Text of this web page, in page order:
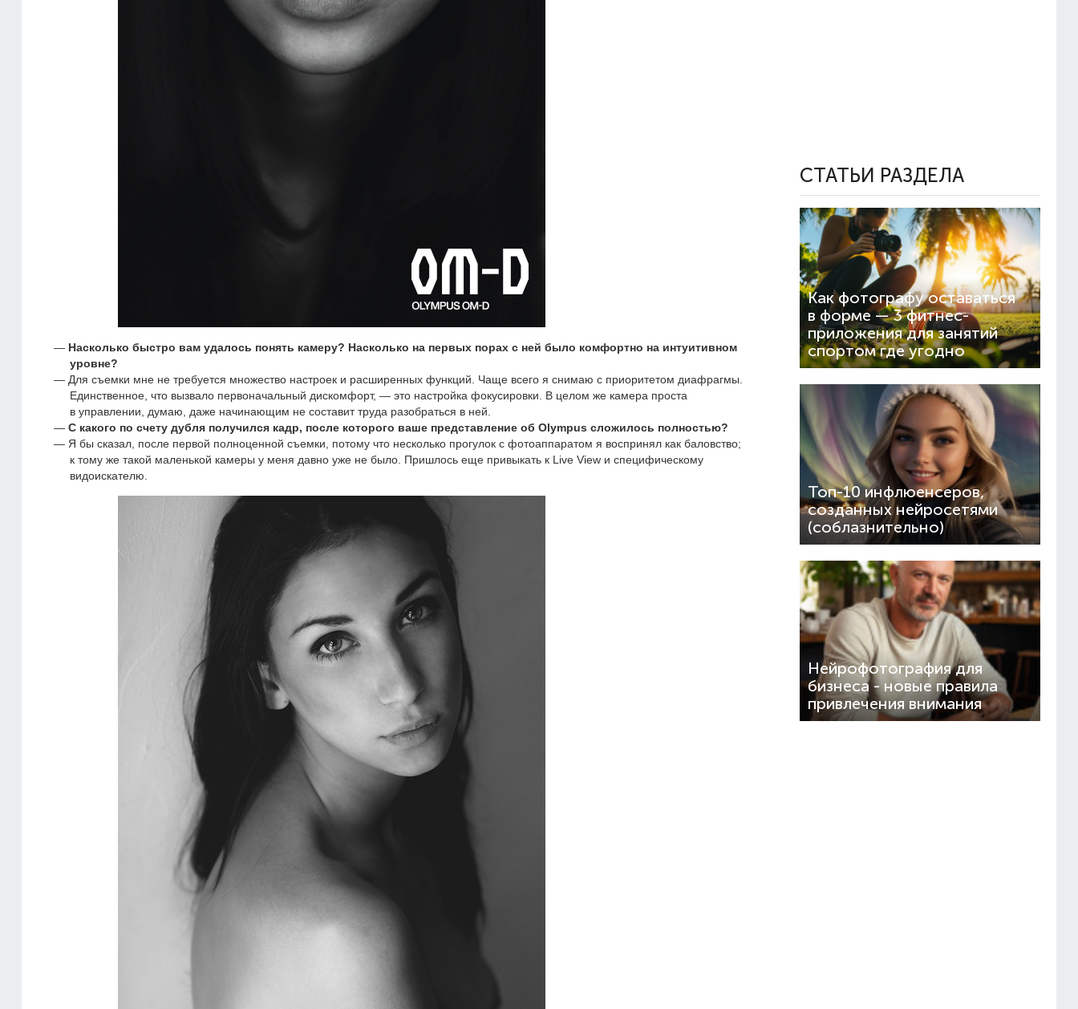
Насколько быстро вам удалось понять камеру? Насколько на первых порах с ней было комфортно на интуитивном
уровне?
Для съемки мне не требуется множество настроек и расширенных функций. Чаще всего я снимаю с приоритетом диафрагмы.
Единственное, что вызвало первоначальный дискомфорт, — это настройка фокусировки. В целом же камера проста
в управлении, думаю, даже начинающим не составит труда разобраться в ней.
С какого по счету дубля получился кадр, после которого ваше представление об Olympus сложилось полностью?
Я бы сказал, после первой полноценной съемки, потому что несколько прогулок с фотоаппаратом я воспринял как баловство;
к тому же такой маленькой камеры у меня давно уже не было. Пришлось еще привыкать к Live View и специфическому
видоискателю.
СТАТЬИ РАЗДЕЛА
Как фотографу оставаться
в форме — 3 фитнес-
приложения для занятий
спортом где угодно
Топ-10 инфлюенсеров,
созданных нейросетями
(соблазнительно)
Нейрофотография для
бизнеса - новые правила
привлечения внимания